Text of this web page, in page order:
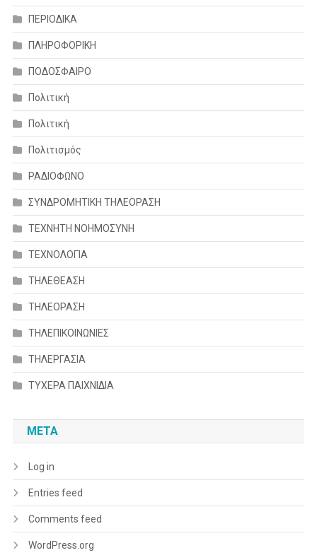
ΠΕΡΙΟΔΙΚΑ
ΠΛΗΡΟΦΟΡΙΚΗ
ΠΟΔΟΣΦΑΙΡΟ
Πολιτική
Πολιτική
Πολιτισμός
ΡΑΔΙΟΦΩΝΟ
ΣΥΝΔΡΟΜΗΤΙΚΗ ΤΗΛΕΟΡΑΣΗ
ΤΕΧΝΗΤΗ ΝΟΗΜΟΣΥΝΗ
ΤΕΧΝΟΛΟΓΙΑ
ΤΗΛΕΘΕΑΣΗ
ΤΗΛΕΟΡΑΣΗ
ΤΗΛΕΠΙΚΟΙΝΩΝΙΕΣ
ΤΗΛΕΡΓΑΣΙΑ
ΤΥΧΕΡΑ ΠΑΙΧΝΙΔΙΑ
META
Log in
Entries feed
Comments feed
WordPress.org